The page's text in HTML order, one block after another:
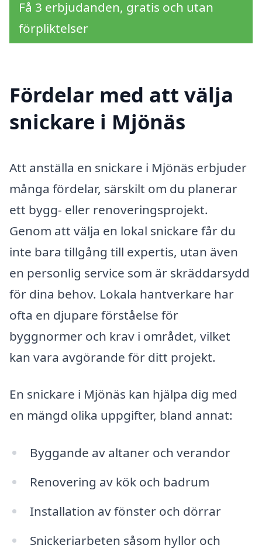
Få 3 erbjudanden, gratis och utan
förpliktelser
Fördelar med att välja
snickare i Mjönäs
Att anställa en snickare i Mjönäs erbjuder
många fördelar, särskilt om du planerar
ett bygg- eller renoveringsprojekt.
Genom att välja en lokal snickare får du
inte bara tillgång till expertis, utan även
en personlig service som är skräddarsydd
för dina behov. Lokala hantverkare har
ofta en djupare förståelse för
byggnormer och krav i området, vilket
kan vara avgörande för ditt projekt.
En snickare i Mjönäs kan hjälpa dig med
en mängd olika uppgifter, bland annat:
Byggande av altaner och verandor
Renovering av kök och badrum
Installation av fönster och dörrar
Snickeriarbeten såsom hyllor och